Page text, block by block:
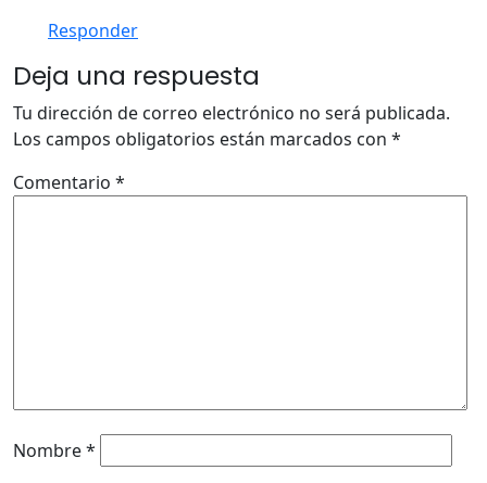
Responder
Deja una respuesta
Tu dirección de correo electrónico no será publicada.
Los campos obligatorios están marcados con *
Comentario *
Nombre*